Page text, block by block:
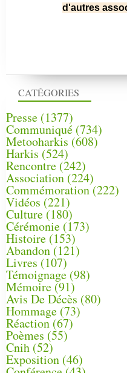
CATÉGORIES
Presse (1377)
Communiqué (734)
Metooharkis (608)
Harkis (524)
Rencontre (242)
Association (224)
Commémoration(222)
Vidéos (221)
Culture(180)
Cérémonie (173)
Histoire (153)
Abandon(121)
Livres (107)
Témoignage (98)
Mémoire (91)
Avis De Décès (80)
Hommage (73)
Réaction(67)
Poèmes (55)
Cnih (52)
Exposition (46)
d'autres